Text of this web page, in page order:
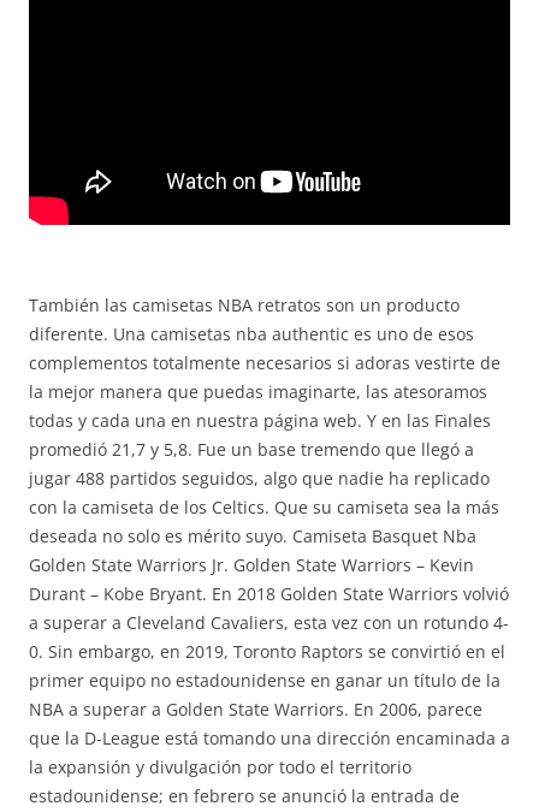
También las camisetas NBA retratos son un producto
diferente. Una camisetas nba authentic es uno de esos
complementos totalmente necesarios si adoras vestirte de
la mejor manera que puedas imaginarte, las atesoramos
todas y cada una en nuestra página web. Y en las Finales
promedió 21,7 y 5,8. Fue un base tremendo que llegó a
jugar 488 partidos seguidos, algo que nadie ha replicado
con la camiseta de los Celtics. Que su camiseta sea la más
deseada no solo es mérito suyo. Camiseta Basquet Nba
Golden State Warriors Jr. Golden State Warriors – Kevin
Durant – Kobe Bryant. En 2018 Golden State Warriors volvió
a superar a Cleveland Cavaliers, esta vez con un rotundo 4-
0. Sin embargo, en 2019, Toronto Raptors se convirtió en el
primer equipo no estadounidense en ganar un título de la
NBA a superar a Golden State Warriors. En 2006, parece
que la D-League está tomando una dirección encaminada a
la expansión y divulgación por todo el territorio
estadounidense; en febrero se anunció la entrada de